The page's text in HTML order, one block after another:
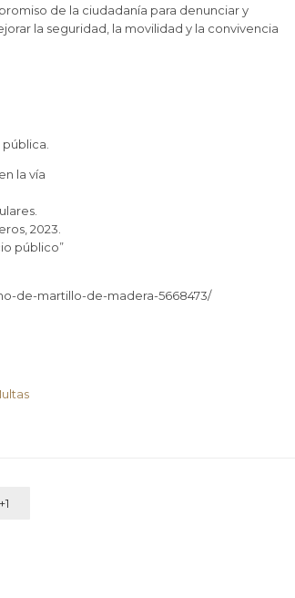
de la ciudadanía para denunciar y
la seguridad, la movilidad y la convivencia
la vía
2023.
público”
de-martillo-de-madera-5668473/
+1